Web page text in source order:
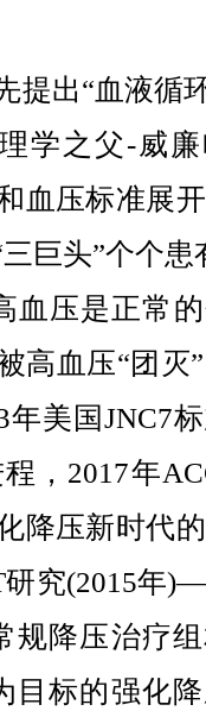
出“血液循
学之父-威
血压标准展
巨头”个个患
血压是正常
高血压“团灭
年美国JNC7
，2017年
降压新时代
研究(2015年
规降压治疗
目标的强化